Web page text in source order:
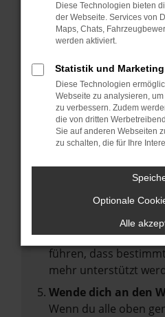
Prüfe deine
Manche
können das Laden
anderen Browser
Fenster?
Starte dein Gerät
Das kann manchmal
vorübergehende
Stelle sicher, dass
Betriebssystem auf
Veraltete Software
Sicherheitsrisiko,
führen, dass
mehr unterstützt
Wende dich an den
Wenn du alle oben
Diese Technologien bieten
der Webseite. Services von
Maps, Chats,
werden aktiviert.
Statistik und Marketing
Diese Technologien
Webseite zu analysieren,
zu verbessern. Zudem
die von dritten
Sie auf anderen Webseiten
zu schalten, die für Ihre
Optionale
Alle